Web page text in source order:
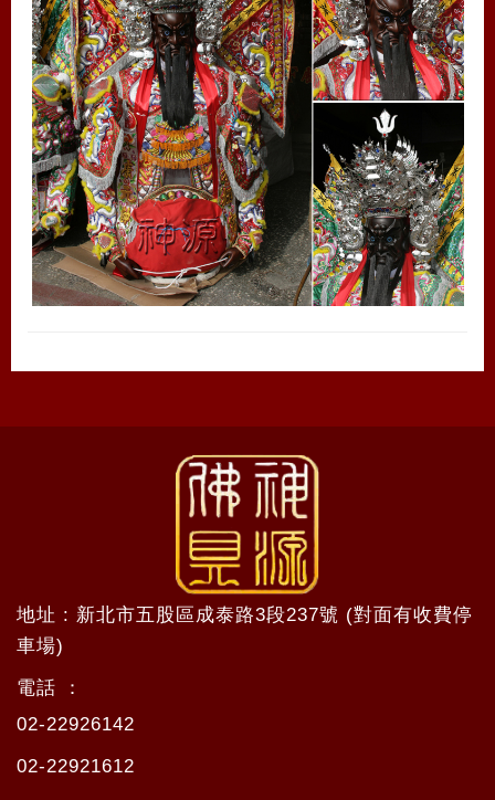
地址 : 新北市五股區成泰路3段237號 (對面有收費停
車場)
電話 ：
02-22926142
02-22921612